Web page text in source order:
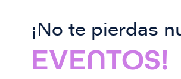
¡No te pierdas
EVENTOS!